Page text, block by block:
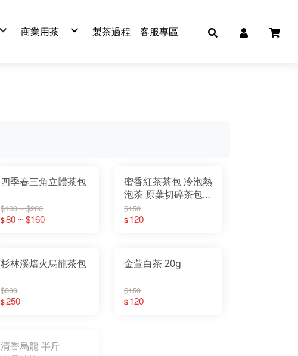
商業用茶 製茶過程 客服專區
四季春三角立體茶包
$100 ~ $200
$80 ~ $160
蜜香紅茶茶包 冷泡熱
泡茶 原葉切碎茶包
平面茶包
$150
$120
杉林溪焙火烏龍茶包
$300
$250
金萱白茶 20g
$150
$120
清香烏龍 半斤